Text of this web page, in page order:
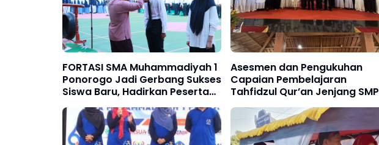
FORTASI SMA Muhammadiyah 1
Ponorogo Jadi Gerbang Sukses
Siswa Baru, Hadirkan Peserta
dari Papua Barat Daya hingga
Sulawesi Tenggara
Asesmen dan Pengukuhan
Capaian Pembelajaran
Tahfidzul Qur’an Jenjang SMP
Tahun 2026, Kadindik: Cetak
Peserta Didik Generasi Qur’ani